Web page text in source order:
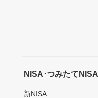
NISA･つみたてNISA
新NISA